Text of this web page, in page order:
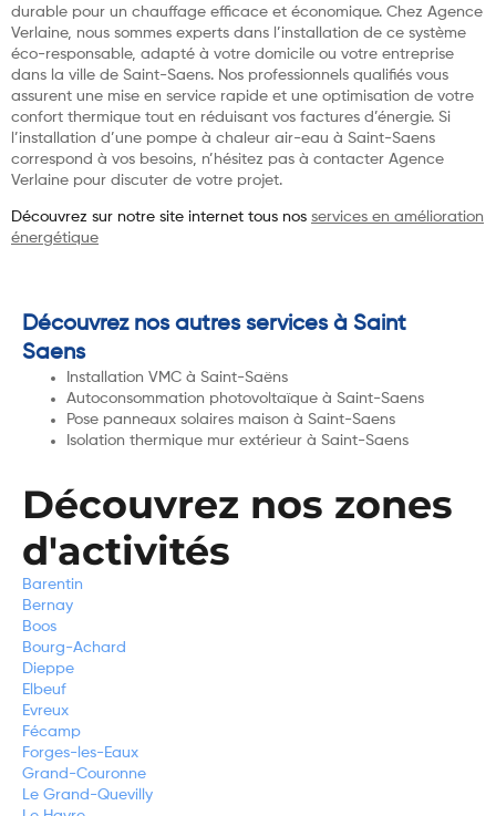
durable pour un chauffage efficace et économique. Chez Agence
Verlaine, nous sommes experts dans l’installation de ce système
éco-responsable, adapté à votre domicile ou votre entreprise
dans la ville de Saint-Saens. Nos professionnels qualifiés vous
assurent une mise en service rapide et une optimisation de votre
confort thermique tout en réduisant vos factures d’énergie. Si
l’installation d’une pompe à chaleur air-eau à Saint-Saens
correspond à vos besoins, n’hésitez pas à contacter Agence
Verlaine pour discuter de votre projet.
Découvrez sur notre site internet tous nos services en amélioration
énergétique
Découvrez nos autres services à Saint
Saens
Installation VMC à Saint-Saëns
Autoconsommation photovoltaïque à Saint-Saens
Pose panneaux solaires maison à Saint-Saens
Isolation thermique mur extérieur à Saint-Saens
Découvrez nos zones
d'activités
Barentin
Bernay
Boos
Bourg-Achard
Dieppe
Elbeuf
Evreux
Fécamp
Forges-les-Eaux
Grand-Couronne
Le Grand-Quevilly